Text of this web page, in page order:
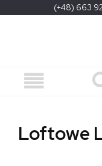
(+48) 663
Loftowe